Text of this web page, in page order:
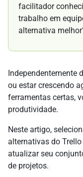
facilitador
trabalho em
alternativa
Independentemente
ou estar crescendo
ferramentas certas,
produtividade.
Neste artigo,
alternativas do
atualizar seu
de projetos.